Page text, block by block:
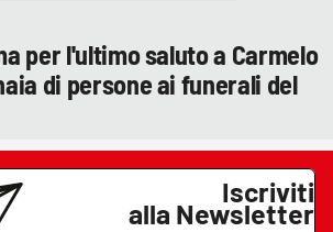
per l'ultimo saluto a Carmelo
di persone ai funerali del
Iscriviti
alla Newsletter